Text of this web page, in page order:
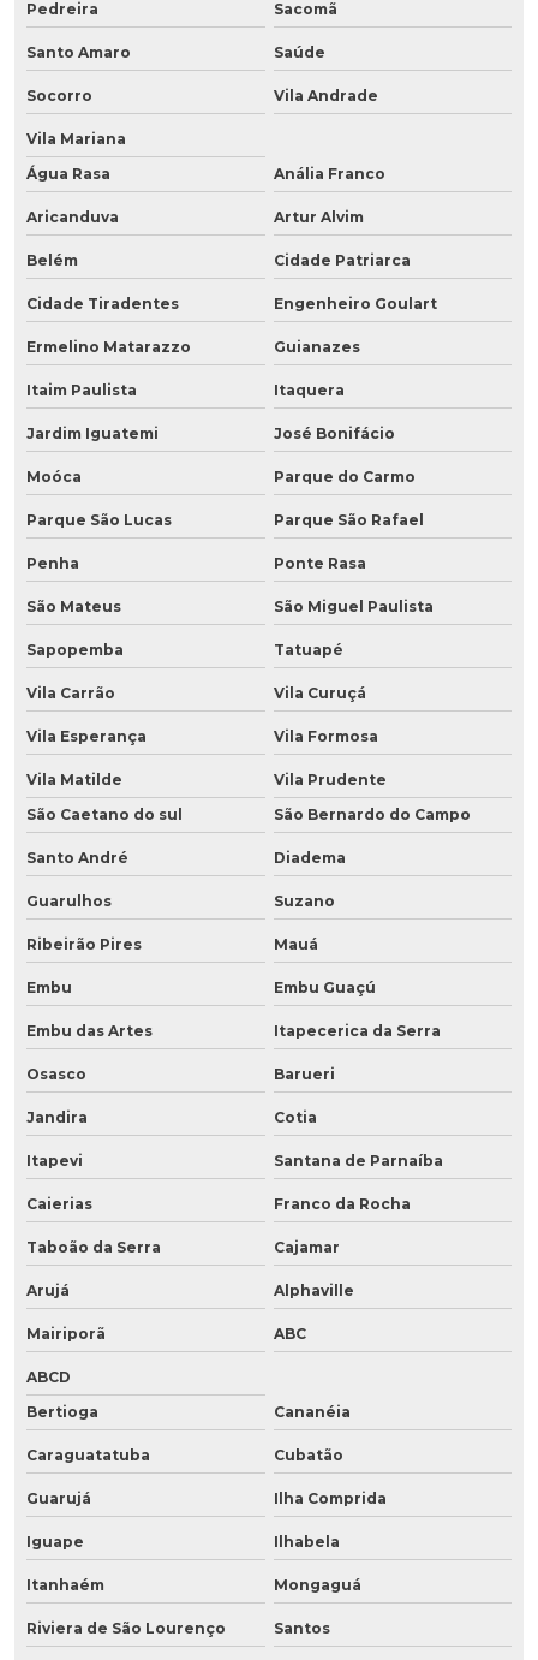
Pedreira Sacomã
Santo Amaro Saúde
Socorro Vila Andrade
Vila Mariana
Água Rasa
Anália Franco
Aricanduva Artur Alvim
Belém Cidade Patriarca
Cidade Tiradentes Engenheiro Goulart
Ermelino Matarazzo Guianazes
Itaim Paulista Itaquera
Jardim Iguatemi José Bonifácio
Moóca Parque do Carmo
Parque São Lucas Parque São Rafael
Penha Ponte Rasa
São Mateus São Miguel Paulista
Sapopemba Tatuapé
Vila Carrão Vila Curuçá
Vila Esperança Vila Formosa
Vila Matilde
Vila Prudente
São Caetano do sul
São Bernardo do Campo
Santo André Diadema
Guarulhos Suzano
Ribeirão Pires Mauá
Embu Embu Guaçú
Embu das Artes Itapecerica da Serra
Osasco Barueri
Jandira Cotia
Itapevi Santana de Parnaíba
Caierias Franco da Rocha
Taboão da Serra Cajamar
Arujá Alphaville
Mairiporã ABC
ABCD
Bertioga
Cananéia
Caraguatatuba Cubatão
Guarujá Ilha Comprida
Iguape Ilhabela
Itanhaém Mongaguá
Riviera de São Lourenço Santos